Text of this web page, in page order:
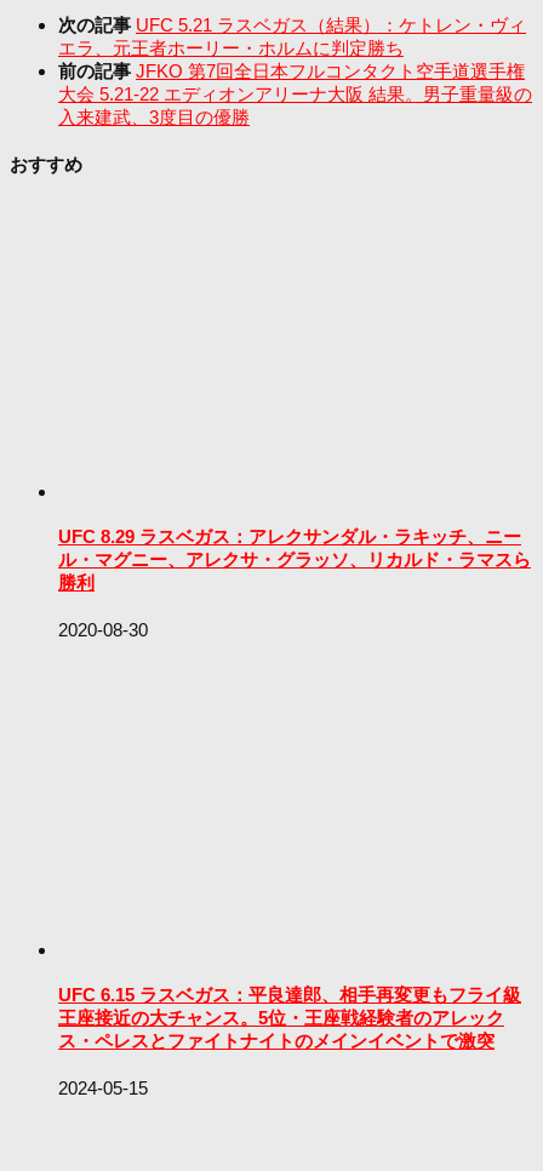
次の記事 UFC 5.21 ラスベガス（結果）：ケトレン・ヴィ
エラ、元王者ホーリー・ホルムに判定勝ち
前の記事 JFKO 第7回全日本フルコンタクト空手道選手権
大会 5.21-22 エディオンアリーナ大阪 結果。男子重量級の
入来建武、3度目の優勝
おすすめ
UFC 8.29 ラスベガス：アレクサンダル・ラキッチ、ニー
ル・マグニー、アレクサ・グラッソ、リカルド・ラマスら
勝利
2020-08-30
UFC 6.15 ラスベガス：平良達郎、相手再変更もフライ級
王座接近の大チャンス。5位・王座戦経験者のアレック
ス・ペレスとファイトナイトのメインイベントで激突
2024-05-15